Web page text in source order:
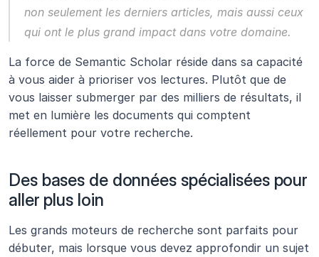
non seulement les derniers articles, mais aussi ceux
qui ont le plus grand impact dans votre domaine.
La force de Semantic Scholar réside dans sa capacité
à vous aider à prioriser vos lectures. Plutôt que de
vous laisser submerger par des milliers de résultats, il
met en lumière les documents qui comptent
réellement pour votre recherche.
Des bases de données spécialisées pour
aller plus loin
Les grands moteurs de recherche sont parfaits pour
débuter, mais lorsque vous devez approfondir un sujet